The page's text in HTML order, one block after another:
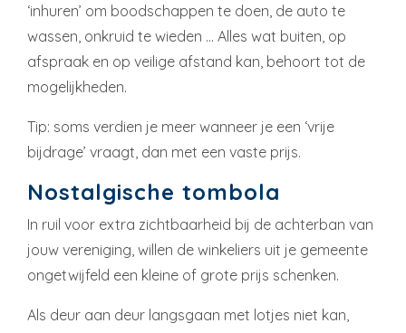
‘inhuren’ om boodschappen te doen, de auto te
wassen, onkruid te wieden ... Alles wat buiten, op
afspraak en op veilige afstand kan, behoort tot de
mogelijkheden.
Tip: soms verdien je meer wanneer je een ‘vrije
bijdrage’ vraagt, dan met een vaste prijs.
Nostalgische tombola
In ruil voor extra zichtbaarheid bij de achterban van
jouw vereniging, willen de winkeliers uit je gemeente
ongetwijfeld een kleine of grote prijs schenken.
Als deur aan deur langsgaan met lotjes niet kan,